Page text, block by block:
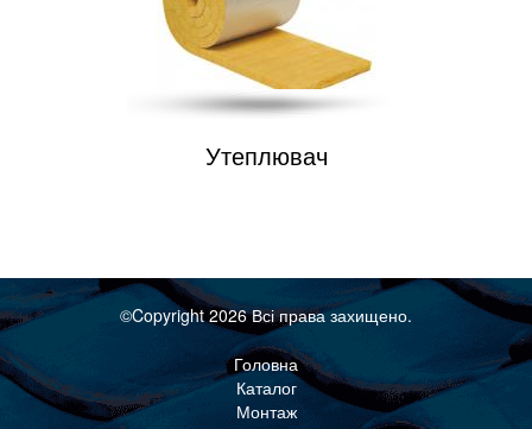
Утеплювач
©Copyright 2026 Всі права захищено.
Головна
Каталог
Монтаж